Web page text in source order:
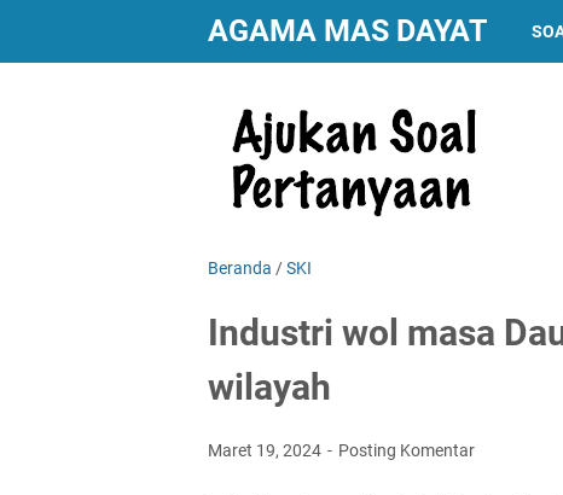
AGAMA MAS DAYAT
Beranda /SKI
Industri wol masa
wilayah
Maret 19, 2024 Posting Komentar